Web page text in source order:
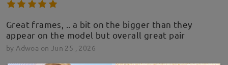
Great frames, .. a bit on the bigger than they
appear on the model but overall great pair
by Adwoa on Jun 25 , 2026